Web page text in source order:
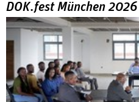
DOK.fest München 2026